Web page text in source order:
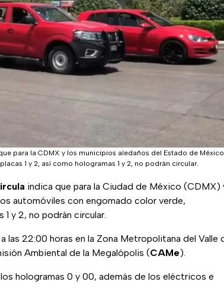
para la CDMX y los municipios aledaños del Estado de
1 y 2, así como hologramas 1 y 2, no podrán circular.
indica que para la Ciudad de México (CDMX)
automóviles con engomado color verde,
y 2, no podrán circular.
22:00 horas en la Zona Metropolitana del Valle
Ambiental de la Megalópolis (CAMe).
hologramas 0 y 00, además de los eléctricos e